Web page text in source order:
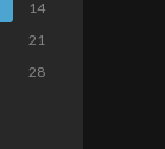
14
21
28